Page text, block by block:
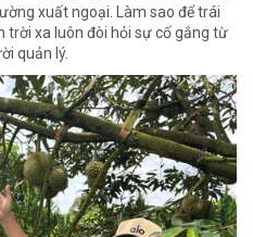
xuất ngoại. Làm sao để trái
trời xa luôn đòi hỏi sự cố gắng từ
quản lý.